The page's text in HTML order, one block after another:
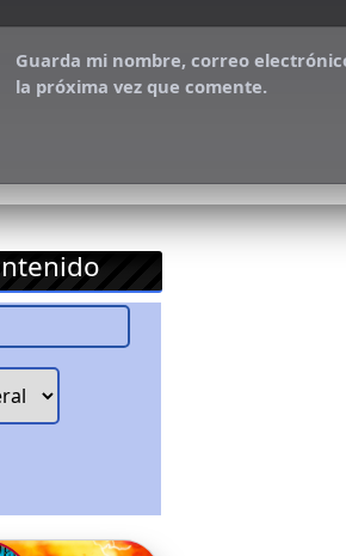
Guarda mi nombre, correo
la próxima vez que comente.